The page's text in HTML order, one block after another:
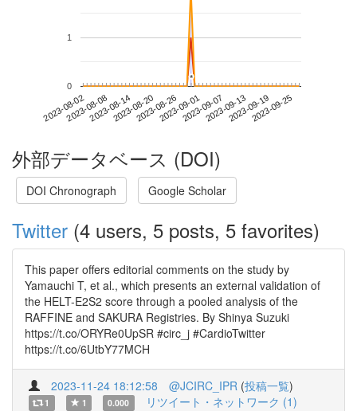
2023-08-022023-08-082023-08-142023-08-202023-08-262023-09-012023-09-072023-09-132023-09-192023-09-25
0
1
*
*
外部データベース (DOI)
DOI Chronograph Google Scholar
Twitter (4 users, 5 posts, 5 favorites)
This paper offers editorial comments on the study by
Yamauchi T, et al., which presents an external validation of
the HELT-E2S2 score through a pooled analysis of the
RAFFINE and SAKURA Registries. By Shinya Suzuki
https://t.co/ORYRe0UpSR #circ_j #CardioTwitter
https://t.co/6UtbY77MCH
2023-11-24 18:12:58 @JCIRC_IPR (投稿一覧)
1 1 0.000 リツイート・ネットワーク (1)